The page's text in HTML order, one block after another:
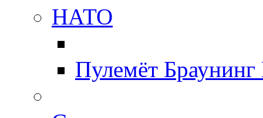
НАТО
Пулемёт